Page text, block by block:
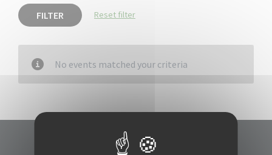
FILTER Reset filter
No events matched your criteria